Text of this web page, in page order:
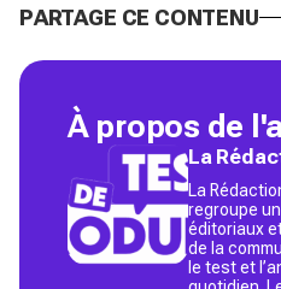
PARTAGE CE CONTENU
À propos de
La
La
regroupe
éditoriaux
de la
le test et